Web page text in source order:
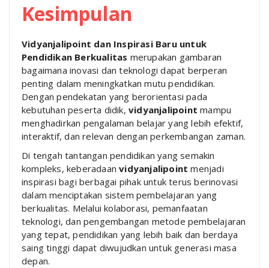
Kesimpulan
Vidyanjalipoint dan Inspirasi Baru untuk
Pendidikan Berkualitas merupakan gambaran
bagaimana inovasi dan teknologi dapat berperan
penting dalam meningkatkan mutu pendidikan.
Dengan pendekatan yang berorientasi pada
kebutuhan peserta didik, vidyanjalipoint mampu
menghadirkan pengalaman belajar yang lebih efektif,
interaktif, dan relevan dengan perkembangan zaman.
Di tengah tantangan pendidikan yang semakin
kompleks, keberadaanvidyanjalipoint menjadi
inspirasi bagi berbagai pihak untuk terus berinovasi
dalam menciptakan sistem pembelajaran yang
berkualitas. Melalui kolaborasi, pemanfaatan
teknologi, dan pengembangan metode pembelajaran
yang tepat, pendidikan yang lebih baik dan berdaya
saing tinggi dapat diwujudkan untuk generasi masa
depan.